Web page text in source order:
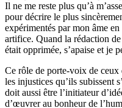
Il ne me reste plus qu’à
pour décrire le plus
expérimentés par mon âme
artifice. Quand la rédaction
était opprimée, s’apaise et je
Ce rôle de porte-voix de ceux
les injustices qu’ils subissent
doit aussi être l’initiateur
d’œuvrer au bonheur de